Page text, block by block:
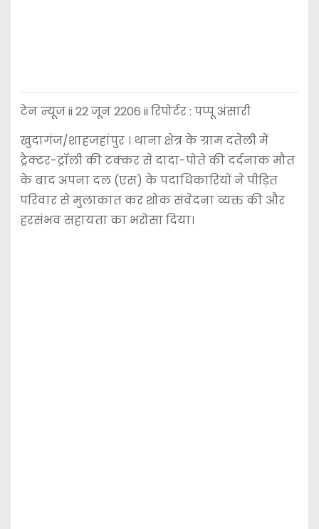
टेन न्यूज ii 22 जून 2206 ii रिपोर्टर : पप्पू अंसारी
खुदागंज/शाहजहांपुर । थाना क्षेत्र के ग्राम दतेली में
ट्रैक्टर-ट्रॉली की टक्कर से दादा-पोते की दर्दनाक मौत
के बाद अपना दल (एस) के पदाधिकारियों ने पीड़ित
परिवार से मुलाकात कर शोक संवेदना व्यक्त की और
हरसंभव सहायता का भरोसा दिया।